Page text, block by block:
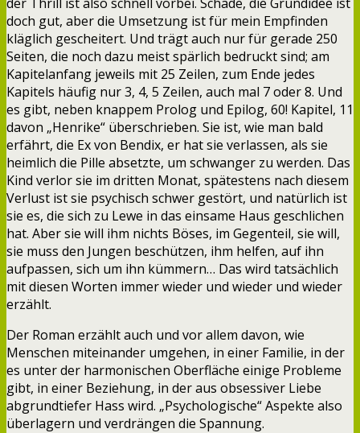
doch gut, aber die Umsetzung ist für mein Empfinden
kläglich gescheitert. Und trägt auch nur für gerade 250
Seiten, die noch dazu meist spärlich bedruckt sind; am
Kapitelanfang jeweils mit 25 Zeilen, zum Ende jedes
Kapitels häufig nur 3, 4, 5 Zeilen, auch mal 7 oder 8. Und
es gibt, neben knappem Prolog und Epilog, 60! Kapitel, 11
davon „Henrike“ überschrieben. Sie ist, wie man bald
erfährt, die Ex von Bendix, er hat sie verlassen, als sie
heimlich die Pille absetzte, um schwanger zu werden. Das
Kind verlor sie im dritten Monat, spätestens nach diesem
Verlust ist sie psychisch schwer gestört, und natürlich ist
sie es, die sich zu Lewe in das einsame Haus geschlichen
hat. Aber sie will ihm nichts Böses, im Gegenteil, sie will,
sie muss den Jungen beschützen, ihm helfen, auf ihn
aufpassen, sich um ihn kümmern… Das wird tatsächlich
mit diesen Worten immer wieder und wieder und wieder
erzählt.
Der Roman erzählt auch und vor allem davon, wie
Menschen miteinander umgehen, in einer Familie, in der
es unter der harmonischen Oberfläche einige Probleme
gibt, in einer Beziehung, in der aus obsessiver Liebe
abgrundtiefer Hass wird. „Psychologische“ Aspekte also
überlagern und verdrängen die Spannung.